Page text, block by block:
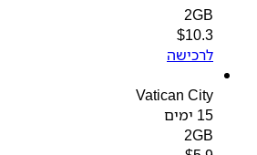
2GB
$10.3
לרכישה
Vatican City
2GB